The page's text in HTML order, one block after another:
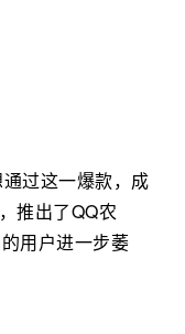
过这一爆款，成
推出了QQ农
用户进一步萎